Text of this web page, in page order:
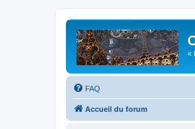
«
FAQ
Accueil du forum